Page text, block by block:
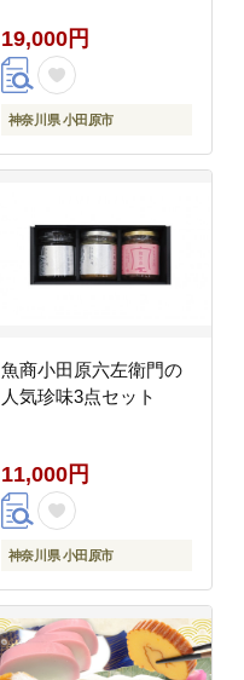
19,000円
神奈川県 小田原市
魚商小田原六左衛門の
人気珍味3点セット
11,000円
神奈川県 小田原市